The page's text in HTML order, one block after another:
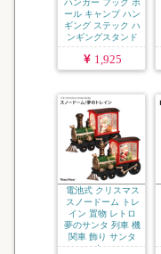
ハンガー フック ポ
ール キャンプ ハン
ギング ステック ハ
ンギングスタンド
...
1,925
電池式 クリスマス
スノードーム トレ
イン 置物 レトロ
夢のサンタ 列車 機
関車 飾り サンタ
ク...